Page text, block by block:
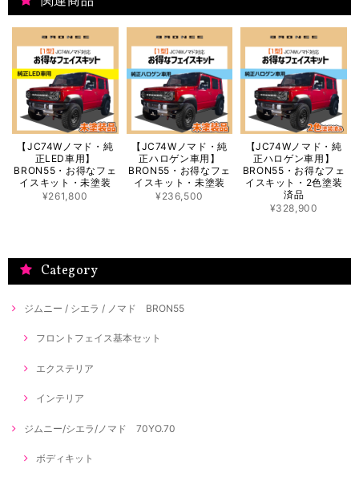
【JC74Wノマド・純
正LED車用】
BRON55・お得なフェ
イスキット・未塗装
¥261,800
【JC74Wノマド・純
正ハロゲン車用】
BRON55・お得なフェ
イスキット・未塗装
¥236,500
【JC74Wノマド・純
正ハロゲン車用】
BRON55・お得なフェ
イスキット・2色塗装
済品
¥328,900
Category
ジムニー / シエラ / ノマド BRON55
フロントフェイス基本セット
エクステリア
インテリア
ジムニー/シエラ/ノマド 70YO.70
ボディキット